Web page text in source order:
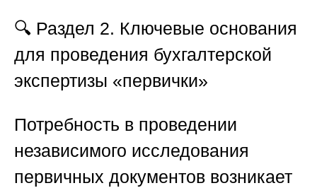
🔍 Раздел 2. Ключевые основания
для проведения бухгалтерской
экспертизы «первички»
Потребность в проведении
независимого исследования
первичных документов возникает